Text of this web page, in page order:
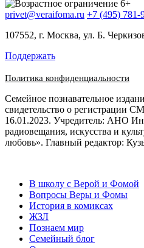
privet@veraifoma.ru +7 (495) 781-
107552, г. Москва, ул. Б.
Поддержать
Политика конфиденциальности
Семейное познавательное
свидетельство о регистрации
16.01.2023. Учредитель: АНО
радиовещания, искусства и
любовь». Главный редактор:
В школу с Верой и Фомой
Вопросы Веры и Фомы
История в комиксах
ЖЗЛ
Познаем мир
Семейный блог